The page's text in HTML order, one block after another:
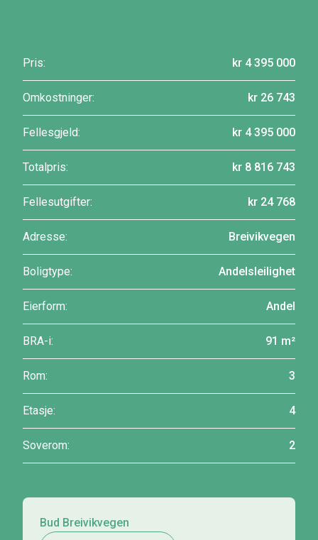
Pris: kr 4 395 000
Omkostninger: kr 26 743
Fellesgjeld: kr 4 395 000
Totalpris: kr 8 816 743
Fellesutgifter: kr 24 768
Adresse: Breivikvegen
Boligtype: Andelsleilighet
Eierform: Andel
BRA-i: 91 m²
Rom: 3
Etasje: 4
Soverom: 2
Bud Breivikvegen